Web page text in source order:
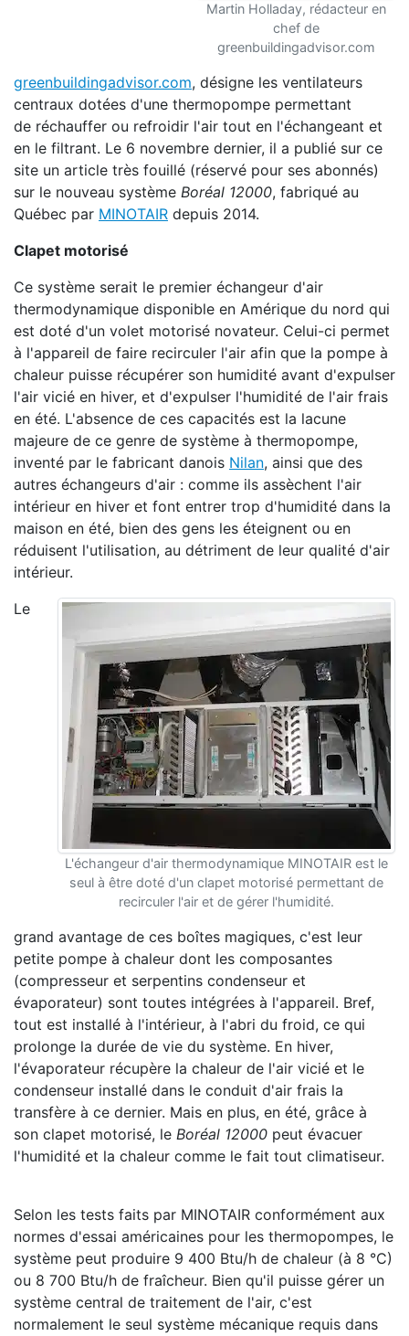
Martin Holladay, rédacteur en
chef de
greenbuildingadvisor.com
greenbuildingadvisor.com, désigne les ventilateurs
centraux dotées d'une thermopompe permettant
de réchauffer ou refroidir l'air tout en l'échangeant et
en le filtrant. Le 6 novembre dernier, il a publié sur ce
site un article très fouillé (réservé pour ses abonnés)
sur le nouveau système Boréal 12000, fabriqué au
Québec par MINOTAIR depuis 2014.
Clapet motorisé
Ce système serait le premier échangeur d'air
thermodynamique disponible en Amérique du nord qui
est doté d'un volet motorisé novateur. Celui-ci permet
à l'appareil de faire recirculer l'air afin que la pompe à
chaleur puisse récupérer son humidité avant d'expulser
l'air vicié en hiver, et d'expulser l'humidité de l'air frais
en été. L'absence de ces capacités est la lacune
majeure de ce genre de système à thermopompe,
inventé par le fabricant danois Nilan, ainsi que des
autres échangeurs d'air : comme ils assèchent l'air
intérieur en hiver et font entrer trop d'humidité dans la
maison en été, bien des gens les éteignent ou en
réduisent l'utilisation, au détriment de leur qualité d'air
intérieur.
L'échangeur d'air thermodynamique MINOTAIR est le
seul à être doté d'un clapet motorisé permettant de
recirculer l'air et de gérer l'humidité.
Le
grand avantage de ces boîtes magiques, c'est leur
petite pompe à chaleur dont les composantes
(compresseur et serpentins condenseur et
évaporateur) sont toutes intégrées à l'appareil. Bref,
tout est installé à l'intérieur, à l'abri du froid, ce qui
prolonge la durée de vie du système. En hiver,
l'évaporateur récupère la chaleur de l'air vicié et le
condenseur installé dans le conduit d'air frais la
transfère à ce dernier. Mais en plus, en été, grâce à
son clapet motorisé, le Boréal 12000 peut évacuer
l'humidité et la chaleur comme le fait tout climatiseur.
Selon les tests faits par MINOTAIR conformément aux
normes d'essai américaines pour les thermopompes, le
système peut produire 9 400 Btu/h de chaleur (à 8 °C)
ou 8 700 Btu/h de fraîcheur. Bien qu'il puisse gérer un
système central de traitement de l'air, c'est
normalement le seul système mécanique requis dans